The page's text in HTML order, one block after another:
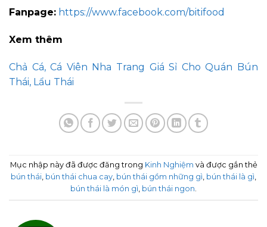
Fanpage: https://www.facebook.com/bitifood
Xem thêm
Chả Cá, Cá Viên Nha Trang Giá Sỉ Cho Quán Bún
Thái, Lẩu Thái
Mục nhập này đã được đăng trong Kinh Nghiệm và được gắn thẻ
bún thái, bún thái chua cay, bún thái gồm những gì, bún thái là gì,
bún thái là món gì, bún thái ngon.